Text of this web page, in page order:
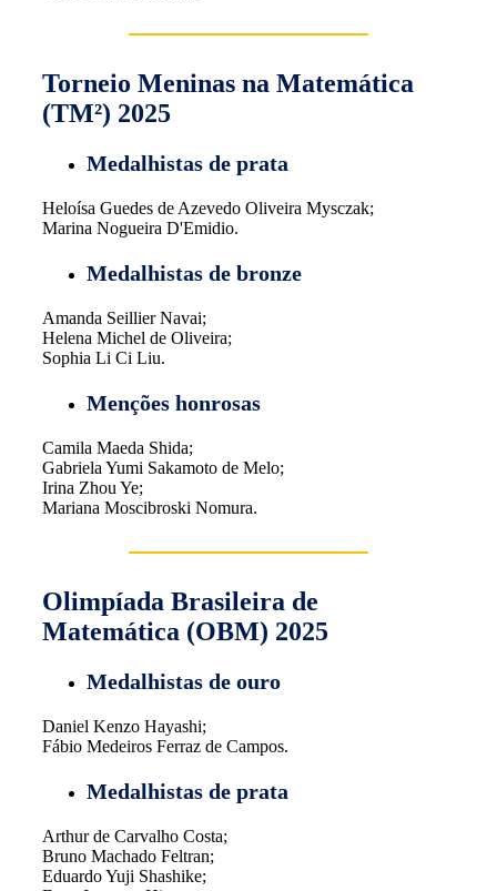
Torneio Meninas na Matemática
(TM²) 2025
Medalhistas de prata
Heloísa Guedes de Azevedo Oliveira Mysczak;
Marina Nogueira D'Emidio.
Medalhistas de bronze
Amanda Seillier Navai;
Helena Michel de Oliveira;
Sophia Li Ci Liu.
Menções honrosas
Camila Maeda Shida;
Gabriela Yumi Sakamoto de Melo;
Irina Zhou Ye;
Mariana Moscibroski Nomura.
Olimpíada Brasileira de
Matemática (OBM) 2025
Medalhistas de ouro
Daniel Kenzo Hayashi;
Fábio Medeiros Ferraz de Campos.
Medalhistas de prata
Arthur de Carvalho Costa;
Bruno Machado Feltran;
Eduardo Yuji Shashike;